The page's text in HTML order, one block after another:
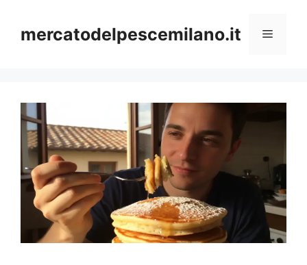
contenuto
mercatodelpescemilano.it Menu